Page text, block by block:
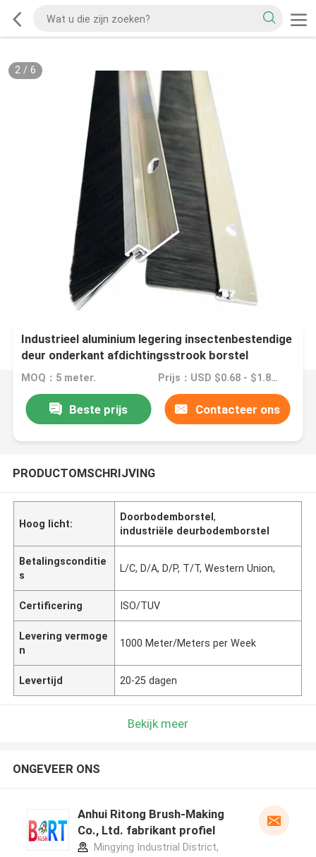
2/ 6
Industrieel aluminium legering insectenbestendige
deur onderkant afdichtingsstrook borstel
MOQ：5 meter. Prijs：USD $0.68 - $1.80 meters
Beste prijs Contacteer ons
PRODUCTOMSCHRIJVING
Hoog licht:
Doorbodemborstel,
industriële deurbodemborstel
Betalingsconditie
s
L/C, D/A, D/P, T/T, Western Union,
Certificering ISO/TUV
Levering vermoge
n
1000 Meter/Meters per Week
Levertijd 20-25 dagen
Bekijk meer
ONGEVEER ONS
Anhui Ritong Brush-Making
Co., Ltd. fabrikant profiel
Mingying Industrial District,